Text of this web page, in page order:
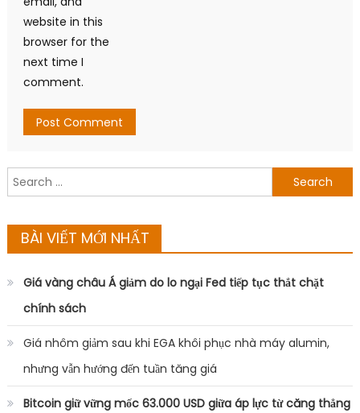
website in this
browser for the
next time I
comment.
Search
for:
BÀI VIẾT MỚI NHẤT
Giá vàng châu Á giảm do lo ngại Fed tiếp tục thắt chặt
chính sách
Giá nhôm giảm sau khi EGA khôi phục nhà máy alumin,
nhưng vẫn hướng đến tuần tăng giá
Bitcoin giữ vững mốc 63.000 USD giữa áp lực từ căng thẳng